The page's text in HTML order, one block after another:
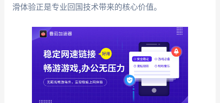
滑体验正是专业回国技术带来的核心价值。